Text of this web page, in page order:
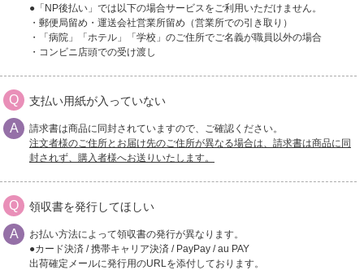
●「NP後払い」では以下の場合サービスをご利用いただけません。
・郵便局留め・運送会社営業所留め（営業所での引き取り）
・「病院」「ホテル」「学校」のご住所でご名義が職員以外の場合
・コンビニ店頭での受け渡し
支払い用紙が入っていない
請求書は商品に同封されていますので、ご確認ください。
注文者様のご住所とお届け先のご住所が異なる場合は、請求書は商品に同
封されず、購入者様へお送りいたします。
領収書を発行してほしい
お払い方法によって領収書の発行が異なります。
●カード決済 / 携帯キャリア決済 / PayPay / au PAY
出荷確定メールに発行用のURLを添付しております。